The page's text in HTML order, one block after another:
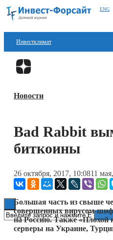
ENG
Инвестклимат
Финансы
Блокчейн
Книги
Новости
Bad Rabbit
биткоины
26 октября, 2017, 10:0811
Большая часть из свыше
совершенных вирусом-
на Россию. Также «Плохой
серверы на Украине,